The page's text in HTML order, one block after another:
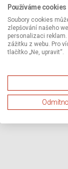
Používáme cookies
Soubory cookies
zlepšování našeho
personalizaci
zážitku z webu. Pro
tlačítko „Ne, upravit“.